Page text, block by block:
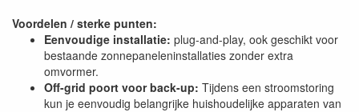
Voordelen / sterke punten:
Eenvoudige installatie: plug-and-play, ook geschikt voor
bestaande zonnepaneleninstallaties zonder extra
omvormer.
Off-grid poort voor back-up: Tijdens een stroomstoring
kun je eenvoudig belangrijke huishoudelijke apparaten van